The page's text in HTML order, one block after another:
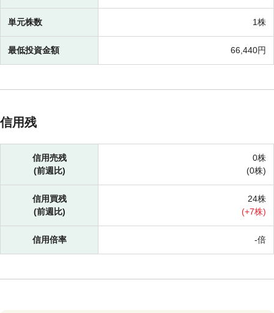
単元株数 1株
最低投資金額 66,440円
信用残
信用売残
(前週比)
0株
(0株)
信用買残
(前週比)
24株
(+7株)
信用倍率 -倍